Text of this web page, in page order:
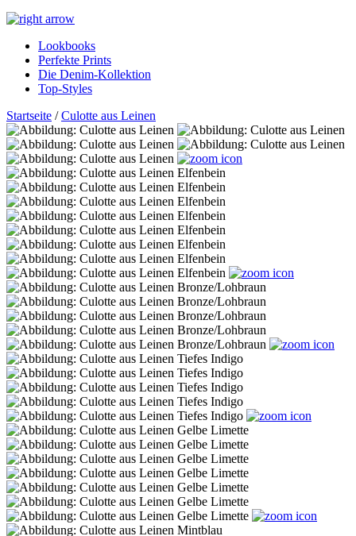
Lookbooks
Perfekte Prints
Die Denim-Kollektion
Top-Styles
Startseite /Culotte aus Leinen